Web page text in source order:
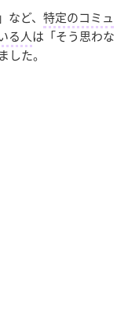
ど、 特定のコミュ
る人は「そう思わな
した。